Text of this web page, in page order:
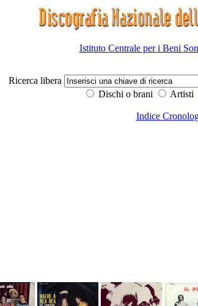
Istituto Centrale per i Beni
Ricerca libera
Dischi o brani
Artisti
Indice